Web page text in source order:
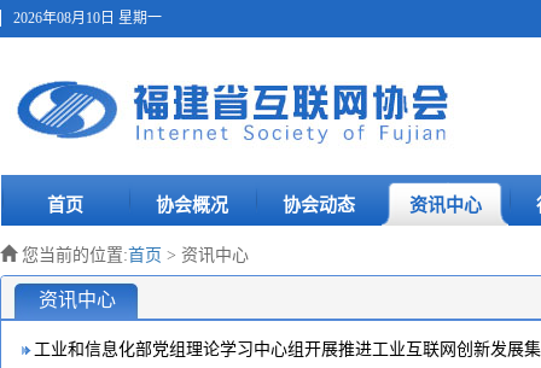
2026年08月10日 星期一
首页 协会概况 协会动态 资讯中心
您当前的位置:首页 > 资讯中心
资讯中心